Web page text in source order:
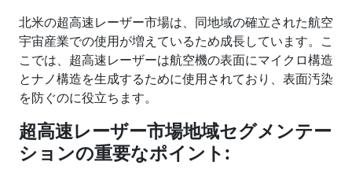
北米の超高速レーザー市場は、同地域の確立された航空
宇宙産業での使用が増えているため成長しています。こ
こでは、超高速レーザーは航空機の表面にマイクロ構造
とナノ構造を生成するために使用されており、表面汚染
を防ぐのに役立ちます。
超高速レーザー市場地域セグメンテー
ションの重要なポイント: